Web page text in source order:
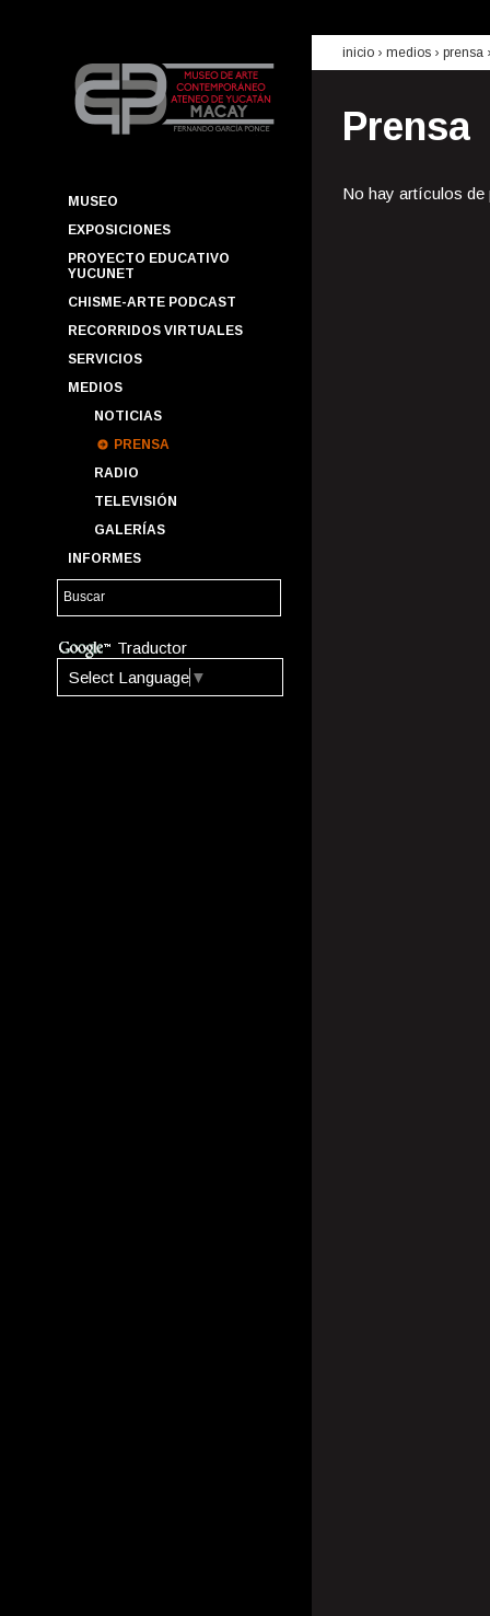
MUSEO
EXPOSICIONES
PROYECTO EDUCATIVO
YUCUNET
CHISME-ARTE PODCAST
RECORRIDOS VIRTUALES
SERVICIOS
MEDIOS
NOTICIAS
PRENSA
RADIO
TELEVISIÓN
GALERÍAS
INFORMES
Traductor
Select Language ▼
inicio › medios › prensa
Prensa
No hay artículos de